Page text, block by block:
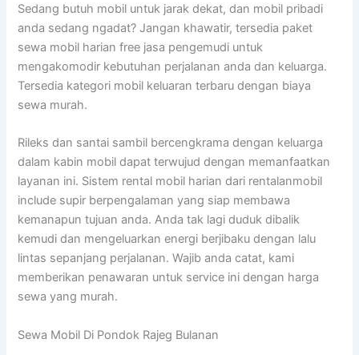
Sedang butuh mobil untuk jarak dekat, dan mobil pribadi
anda sedang ngadat? Jangan khawatir, tersedia paket
sewa mobil harian free jasa pengemudi untuk
mengakomodir kebutuhan perjalanan anda dan keluarga.
Tersedia kategori mobil keluaran terbaru dengan biaya
sewa murah.
Rileks dan santai sambil bercengkrama dengan keluarga
dalam kabin mobil dapat terwujud dengan memanfaatkan
layanan ini. Sistem rental mobil harian dari rentalanmobil
include supir berpengalaman yang siap membawa
kemanapun tujuan anda. Anda tak lagi duduk dibalik
kemudi dan mengeluarkan energi berjibaku dengan lalu
lintas sepanjang perjalanan. Wajib anda catat, kami
memberikan penawaran untuk service ini dengan harga
sewa yang murah.
Sewa Mobil Di Pondok Rajeg Bulanan